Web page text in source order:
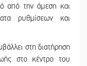
από την άμεση και
ρυθμίσεων και
στη διατήρηση
στο κέντρο του